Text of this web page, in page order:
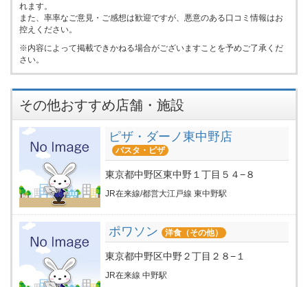
れます。
また、率率なご意見・ご感想は歓迎ですが、悪意のある口コミ情報はお
控えください。
内容によって掲載できかねる場合がございますことを予めご了承くだ
さい。
その他おすすめ店舗・施設
ピザ・ダーノ東中野店
パスタ・ピザ
東京都中野区東中野１丁目５４−８
JR在来線/都営大江戸線 東中野駅
ポワソン 洋食（その他）
東京都中野区中野２丁目２８−１
JR在来線 中野駅